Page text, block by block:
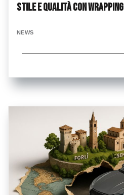
Stile e Qualità con
NEWS
...